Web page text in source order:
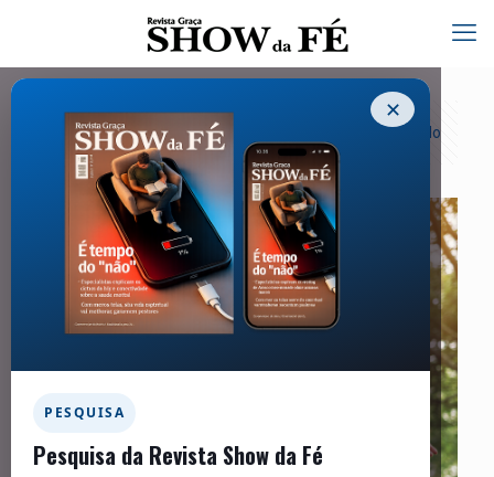
✕
PESQUISA
Pesquisa da Revista Show da Fé
Categorias Tags Exibir tudo